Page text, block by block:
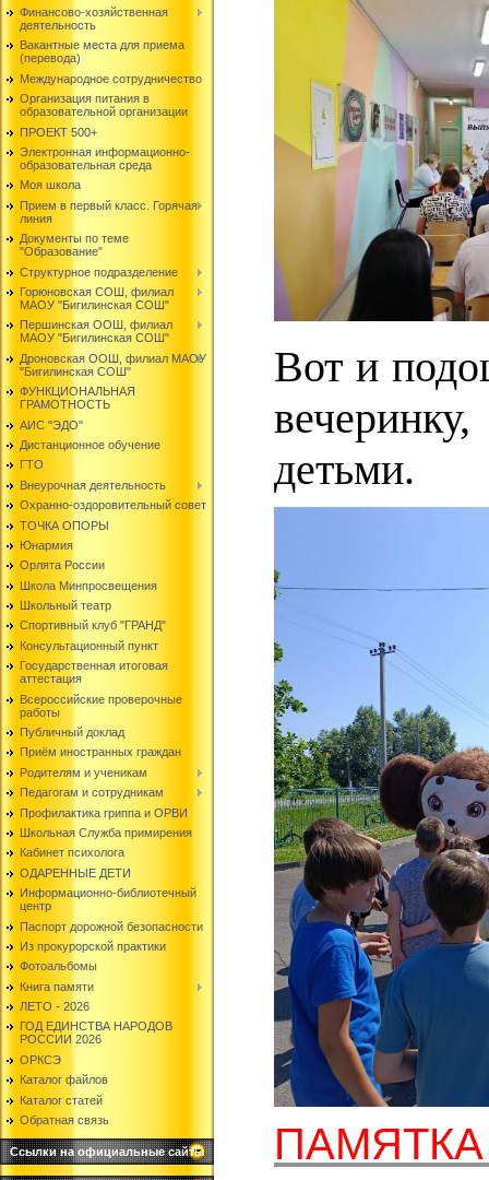
Финансово-хозяйственная
деятельность
Вакантные места для приема
(перевода)
Международное сотрудничество
Организация питания в
образовательной организации
ПРОЕКТ 500+
Электронная информационно-
образовательная среда
Моя школа
Прием в первый класс. Горячая
линия
Документы по теме
"Образование"
Структурное подразделение
Горюновская СОШ, филиал
МАОУ "Бигилинская СОШ"
Першинская ООШ, филиал
МАОУ "Бигилинская СОШ"
Дроновская ООШ, филиал МАОУ
"Бигилинская СОШ"
ФУНКЦИОНАЛЬНАЯ
ГРАМОТНОСТЬ
АИС "ЭДО"
Дистанционное обучение
ГТО
Внеурочная деятельность
Охранно-оздоровительный совет
ТОЧКА ОПОРЫ
Юнармия
Орлята России
Школа Минпросвещения
Школьный театр
Спортивный клуб "ГРАНД"
Консультационный пункт
Государственная итоговая
аттестация
Всероссийские проверочные
работы
Публичный доклад
Приём иностранных граждан
Родителям и ученикам
Педагогам и сотрудникам
Профилактика гриппа и ОРВИ
Школьная Служба примирения
Кабинет психолога
ОДАРЕННЫЕ ДЕТИ
Информационно-библиотечный
центр
Паспорт дорожной безопасности
Из прокурорской практики
Фотоальбомы
Книга памяти
ЛЕТО - 2026
ГОД ЕДИНСТВА НАРОДОВ
РОССИИ 2026
ОРКСЭ
Каталог файлов
Каталог статей
Обратная связь
Ссылки на официальные сайты
Вот и
детьми.
ПАМЯТКА